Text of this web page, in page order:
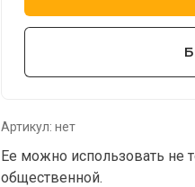
Артикул: нет
Ее можно использовать не
общественной.